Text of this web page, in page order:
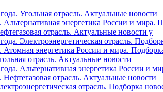
Угольная отрасль. Актуальные новости
энергетика России и мира.
отрасль. Актуальные новости у
Электроэнергетическая отрасль.
Атомная энергетика России и мира.
отрасль. Актуальные новости
Альтернативная энергетика России и
отрасль. Актуальные новости
отрасль. Подборка